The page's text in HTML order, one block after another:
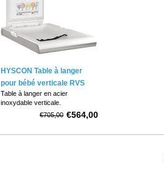
HYSCON Table à langer
pour bébé verticale RVS
Table à langer en acier
inoxydable verticale.
Convient pour un montage€564,00
€705,00